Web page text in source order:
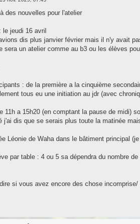
des nouvelles pour l'atelier
jeudi 16 avril
dis plus janvier février mais il n'y avait
sera un atelier comme au b3 ou les élèves
: de la première a la cinquième
tous eu une initiation au jdr (avec
11h a 15h20 (en comptant la pause de midi)
j'ai dis que se serais plus toute la matinée
Léonie de Waha dans le bâtiment principal
par table : 4 ou 5 sa dépendra du nombre
si vous avez encore des chose incomprise/